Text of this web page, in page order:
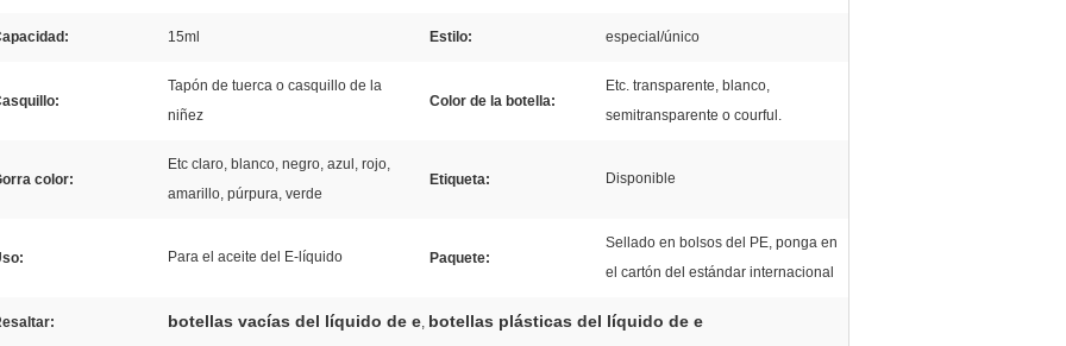
15ml Estilo: especial/único
Tapón de tuerca o casquillo de la
niñez
Color de la botella:
Etc. transparente, blanco,
semitransparente o courful.
color:
Etc claro, blanco, negro, azul, rojo,
amarillo, púrpura, verde
Etiqueta: Disponible
Para el aceite del E-líquido Paquete:
Sellado en bolsos del PE, ponga en
el cartón del estándar internacional
botellas vacías del líquido de e, botellas plásticas del líquido de e